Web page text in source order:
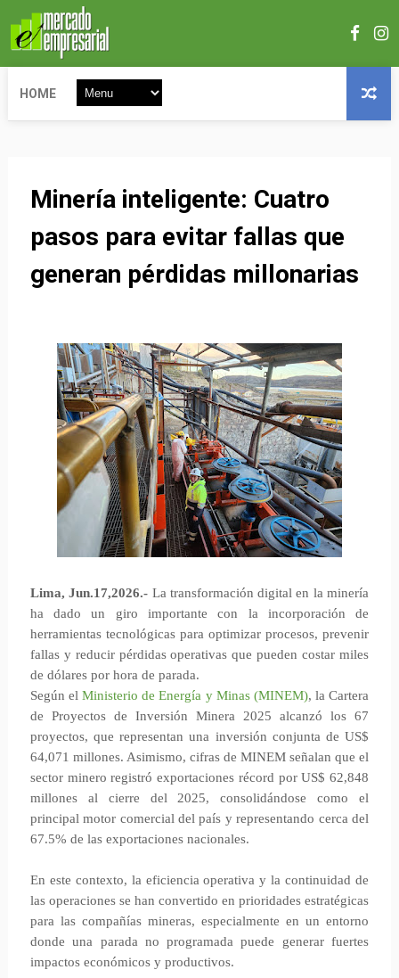
HOME
Minería inteligente: Cuatro
pasos para evitar fallas que
generan pérdidas millonarias
Lima, Jun.17,2026.- La transformación digital en la minería
ha dado un giro importante con la incorporación de
herramientas tecnológicas para optimizar procesos, prevenir
fallas y reducir pérdidas operativas que pueden costar miles
de dólares por hora de parada.
Según elMinisterio de Energía y Minas (MINEM), la Cartera
de Proyectos de Inversión Minera 2025 alcanzó los 67
proyectos, que representan una inversión conjunta de US$
64,071 millones. Asimismo, cifras de MINEM señalan que el
sector minero registró exportaciones récord por US$ 62,848
millones al cierre del 2025, consolidándose como el
principal motor comercial del país y representando cerca del
67.5% de las exportaciones nacionales.
En este contexto, la eficiencia operativa y la continuidad de
las operaciones se han convertido en prioridades estratégicas
para las compañías mineras, especialmente en un entorno
donde una parada no programada puede generar fuertes
impactos económicos y productivos.